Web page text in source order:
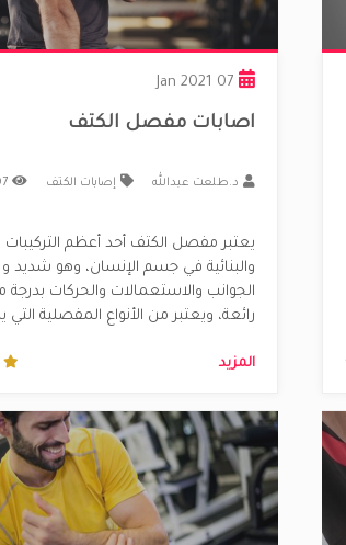
اصابات مفصل الكتف
د.طلعت عبدالله إصابات الكتف
يعتبر مفصل الكتف أحد أعظم التركيبات
والبنائية في جسم الإنسان، وهو شديد
الجوانب والاستعمالات والحركات بدرجة
رائعة، ويعتبر من الأنواع المفصلية
وذلك لعدم عمق التجويف الذي تسكن
المزيد